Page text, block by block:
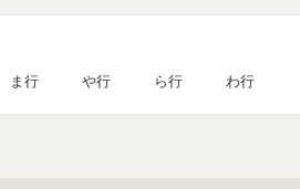
ま行 や行 ら行 わ行